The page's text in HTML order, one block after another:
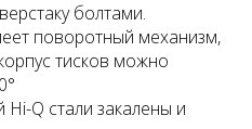
болтами.
поворотный механизм,
тисков можно
Hi-Q стали закалены и